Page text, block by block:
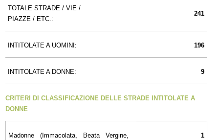
TOTALE STRADE / VIE /
PIAZZE / ETC.:
241
INTITOLATE A UOMINI: 196
INTITOLATE A DONNE: 9
CRITERI DI CLASSIFICAZIONE DELLE STRADE INTITOLATE A
DONNE
Madonne (Immacolata, Beata Vergine,
1